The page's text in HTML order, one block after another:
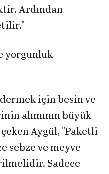
Ardından
yorgunluk
için besin ve
alımının büyük
çeken Aygül, "Paketli
sebze ve meyve
Sadece